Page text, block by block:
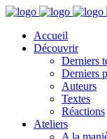
Accueil
Découvrir
Derniers
Derniers
Auteurs
Textes
Réactions
Ateliers
A la